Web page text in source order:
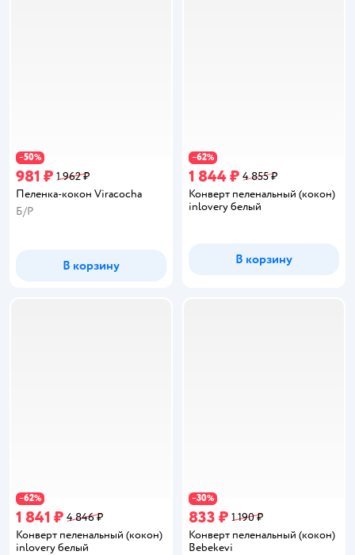
−50%
981 ₽ 1 962 ₽
Пеленка-кокон Viracocha
Б/Р
В корзину
−62%
1 844 ₽ 4 855 ₽
Конверт пеленальный (кокон)
inlovery белый
В корзину
−62%
1 841 ₽ 4 846 ₽
Конверт пеленальный (кокон)
inlovery белый
−30%
833 ₽ 1 190 ₽
Конверт пеленальный (кокон)
Bebekevi